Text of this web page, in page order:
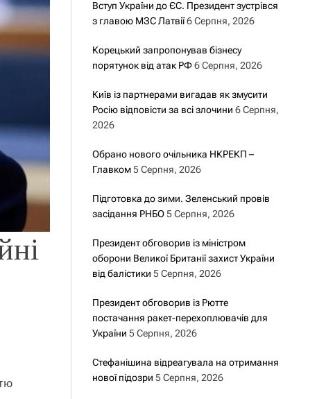
Вступ України до ЄС. Президент зустрівся
з главою МЗС Латвії 6 Серпня, 2026
Корецький запропонував бізнесу
порятунок від атак РФ 6 Серпня, 2026
Київ із партнерами вигадав як змусити
Росію відповісти за всі злочини 6 Серпня,
2026
Обрано нового очільника НКРЕКП –
Главком 5 Серпня, 2026
Підготовка до зими. Зеленський провів
засідання РНБО 5 Серпня, 2026
Президент обговорив із міністром
оборони Великої Британії захист України
від балістики 5 Серпня, 2026
Президент обговорив із Рютте
постачання ракет-перехоплювачів для
України 5 Серпня, 2026
Стефанішина відреагувала на отримання
нової підозри 5 Серпня, 2026